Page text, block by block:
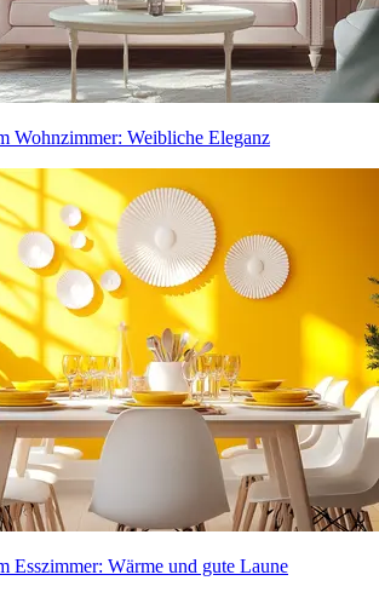
Wohnzimmer: Weibliche Eleganz
Esszimmer: Wärme und gute Laune